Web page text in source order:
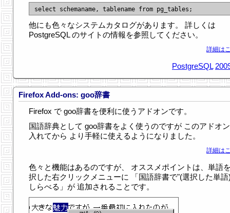
他にも色々なシステムカタログがあります。 詳しくは
PostgreSQL のサイトの情報を参照してください。
詳細は
PostgreSQL
Firefox Add-ons: goo辞書
Firefox で goo辞書を便利に使うアドオンです。
国語辞典として goo辞書をよく使うのですが このアドオ
入れてから より手軽に使えるようになりました。
詳細は
色々と機能はあるのですが、 オススメポイントは、単語
択した右クリックメニューに 「国語辞書で"(選択した単語
しらべる」が 追加されることです。